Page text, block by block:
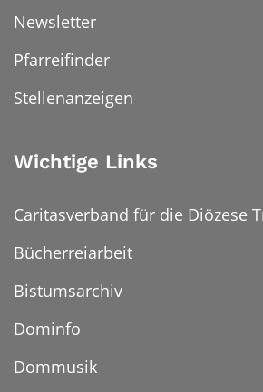
Newsletter
Pfarreifinder
Stellenanzeigen
Wichtige Links
Caritasverband für die Diözese
Bücherreiarbeit
Bistumsarchiv
Dominfo
Dommusik